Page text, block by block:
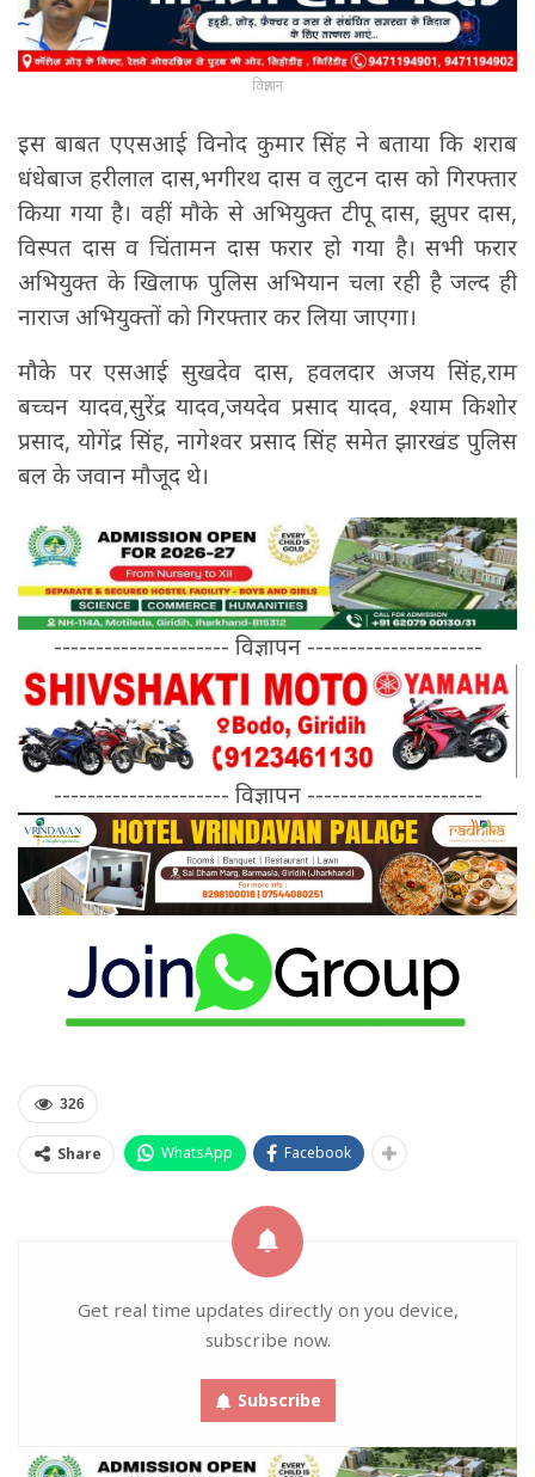
विज्ञापन
इस बाबत एएसआई विनोद कुमार सिंह ने बताया कि शराब
धंधेबाज हरीलाल दास,भगीरथ दास व लुटन दास को गिरफ्तार
किया गया है। वहीं मौके से अभियुक्त टीपू दास, झुपर दास,
विस्पत दास व चिंतामन दास फरार हो गया है। सभी फरार
अभियुक्त के खिलाफ पुलिस अभियान चला रही है जल्द ही
नाराज अभियुक्तों को गिरफ्तार कर लिया जाएगा।
मौके पर एसआई सुखदेव दास, हवलदार अजय सिंह,राम
बच्चन यादव,सुरेंद्र यादव,जयदेव प्रसाद यादव, श्याम किशोर
प्रसाद, योगेंद्र सिंह, नागेश्वर प्रसाद सिंह समेत झारखंड पुलिस
बल के जवान मौजूद थे।
--------------------- विज्ञापन ---------------------
--------------------- विज्ञापन ---------------------
326
Share WhatsApp Facebook
Get real time updates directly on you device,
subscribe now.
Subscribe